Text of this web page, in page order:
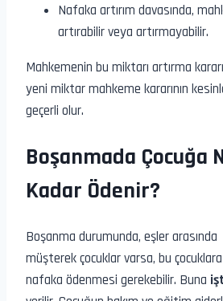
Nafaka artırım davasında,
artırabilir veya artırmayabilir.
Mahkemenin bu miktarı artırma
yeni miktar mahkeme kararının
geçerli olur.
Boşanmada Çocuğa
Kadar Ödenir?
Boşanma durumunda, eşler arasında
müşterek çocuklar varsa, bu çocuklara
nafaka ödenmesi gerekebilir. Buna